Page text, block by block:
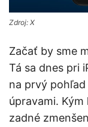
Zdroj: X
Začať by sme
Tá sa dnes pri
na prvý
úpravami.
zadné